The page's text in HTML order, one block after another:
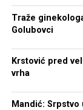
Traže
Golubovci
Krstović pred
vrha
Mandić: